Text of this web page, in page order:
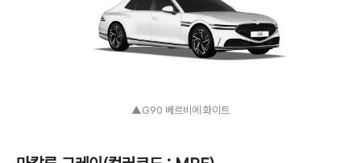
▲G90 베르비에 화이트